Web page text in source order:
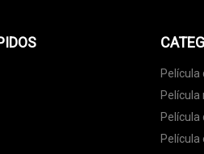
Película
Película
Película
Película